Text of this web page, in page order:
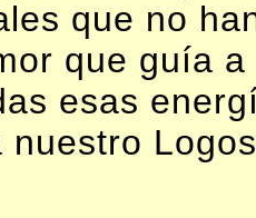
que no
que guía
esas
nuestro